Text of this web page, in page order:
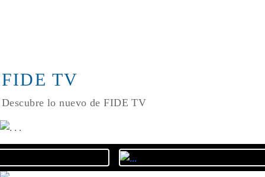
FIDE TV
Descubre lo nuevo de FIDE TV